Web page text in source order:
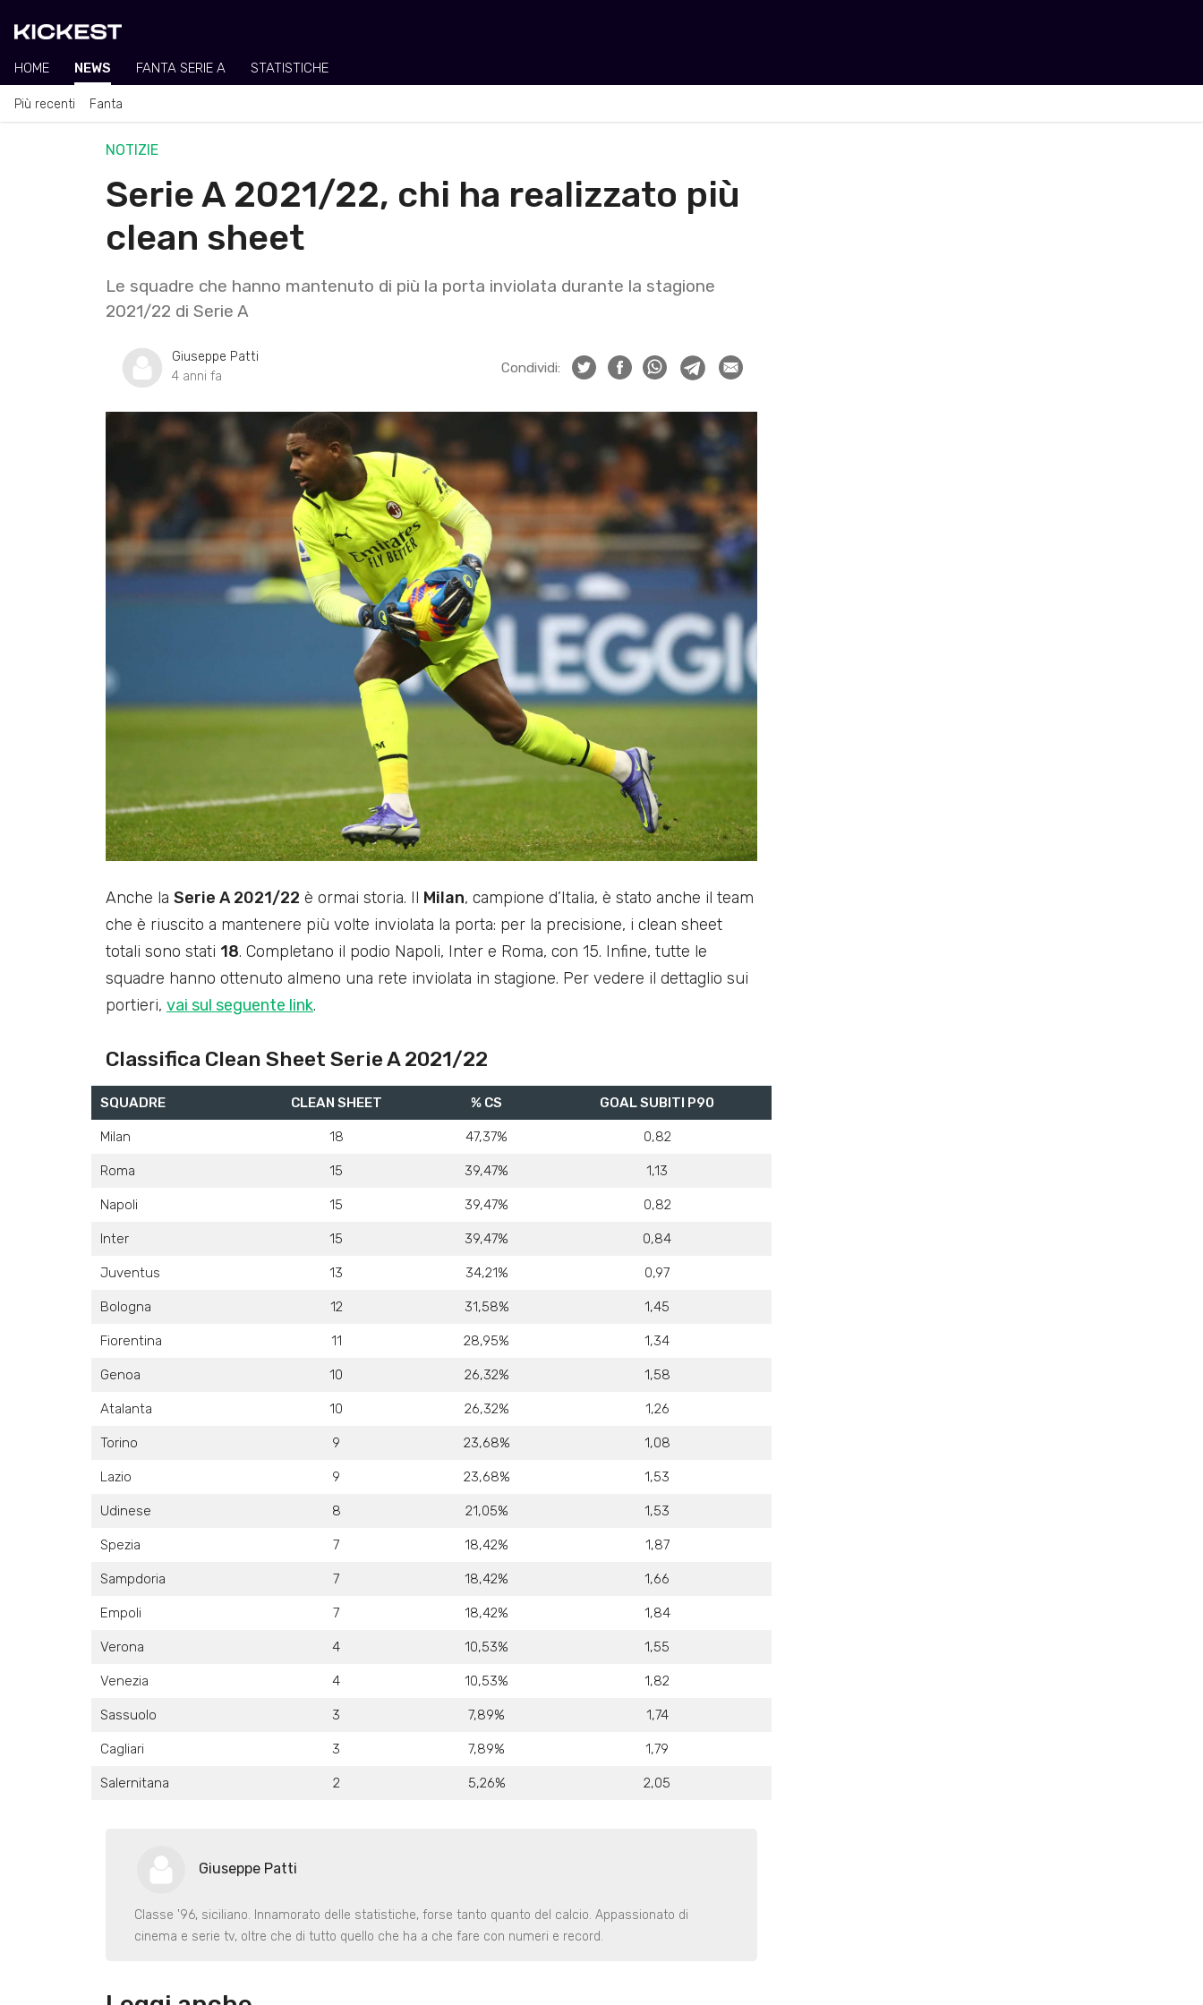
HOME NEWS FANTA SERIE A STATISTICHE
Più recenti Fanta
NOTIZIE
Serie A 2021/22, chi ha realizzato più
clean sheet
Le squadre che hanno mantenuto di più la porta inviolata durante la stagione
2021/22 di Serie A
Giuseppe Patti
4 anni fa
Condividi:
Anche la Serie A 2021/22 è ormai storia. Il Milan, campione d’Italia, è stato anche il team
che è riuscito a mantenere più volte inviolata la porta: per la precisione, i clean sheet
totali sono stati 18. Completano il podio Napoli, Inter e Roma, con 15. Infine, tutte le
squadre hanno ottenuto almeno una rete inviolata in stagione. Per vedere il dettaglio sui
portieri, vai sul seguente link.
Classifica Clean Sheet Serie A 2021/22
SQUADRE CLEAN SHEET % CS GOAL SUBITI P90
Milan 18 47,37% 0,82
Roma 15 39,47% 1,13
Napoli 15 39,47% 0,82
Inter 15 39,47% 0,84
Juventus 13 34,21% 0,97
Bologna 12 31,58% 1,45
Fiorentina 11 28,95% 1,34
Genoa 10 26,32% 1,58
Atalanta 10 26,32% 1,26
Torino 9 23,68% 1,08
Lazio 9 23,68% 1,53
Udinese 8 21,05% 1,53
Spezia 7 18,42% 1,87
Sampdoria 7 18,42% 1,66
Empoli 7 18,42% 1,84
Verona 4 10,53% 1,55
Venezia 4 10,53% 1,82
Sassuolo 3 7,89% 1,74
Cagliari 3 7,89% 1,79
Salernitana 2 5,26% 2,05
Giuseppe Patti
Classe '96, siciliano. Innamorato delle statistiche, forse tanto quanto del calcio. Appassionato di
cinema e serie tv, oltre che di tutto quello che ha a che fare con numeri e record.